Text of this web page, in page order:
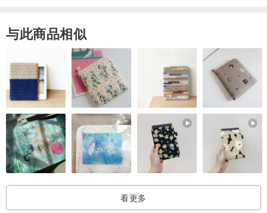
主要成份：蜂蜡、荷荷芭油、小麦胚芽甘油脂、小黄瓜萃取液、乳木
果油、玫瑰精油、乳化剂、抑菌剂。
玉兰护足霜50g
主要成份：荷荷芭油、小麦胚芽甘油脂、小黄瓜萃取液、尿囊素、
Na-PCA、白玉兰精油、乳化剂、抑菌剂。
樱花护足霜50g
主要成份：蜂蜡、荷荷芭油、小麦胚芽甘油脂、小黄瓜萃取液、乳木
与此商品相似
看更多